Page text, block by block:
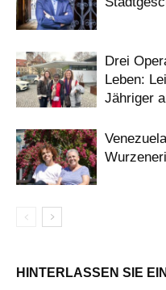
Drei
Leben:
Jähriger
HINTERLASSEN SIE